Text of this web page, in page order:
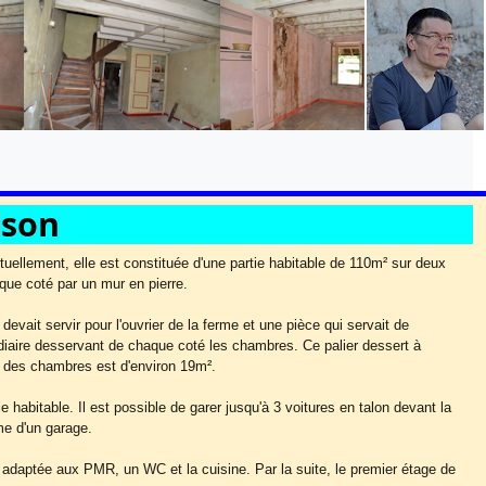
elle est constituée d'une partie habitable de 110m² sur deux
coté par un mur en pierre.
servir pour l'ouvrier de la ferme et une pièce qui servait de
desservant de chaque coté les chambres. Ce palier dessert à
chambres est d'environ 19m².
habitable. Il est possible de garer jusqu'à 3 voitures en talon devant la
d'un garage.
aux PMR, un WC et la cuisine. Par la suite, le premier étage de